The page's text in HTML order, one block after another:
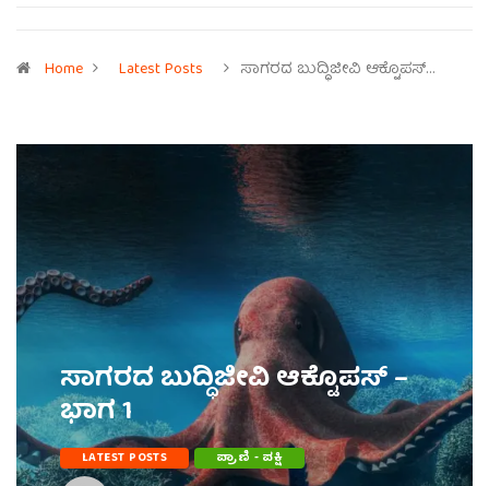
Home Latest Posts ಸಾಗರದ ಬುದ್ಧಿಜೀವಿ ಆಕ್ಟೊಪಸ್…
ಸಾಗರದ ಬುದ್ಧಿಜೀವಿ ಆಕ್ಟೊಪಸ್ –
ಭಾಗ 1
LATEST POSTS ಪ್ರಾಣಿ - ಪಕ್ಷಿ